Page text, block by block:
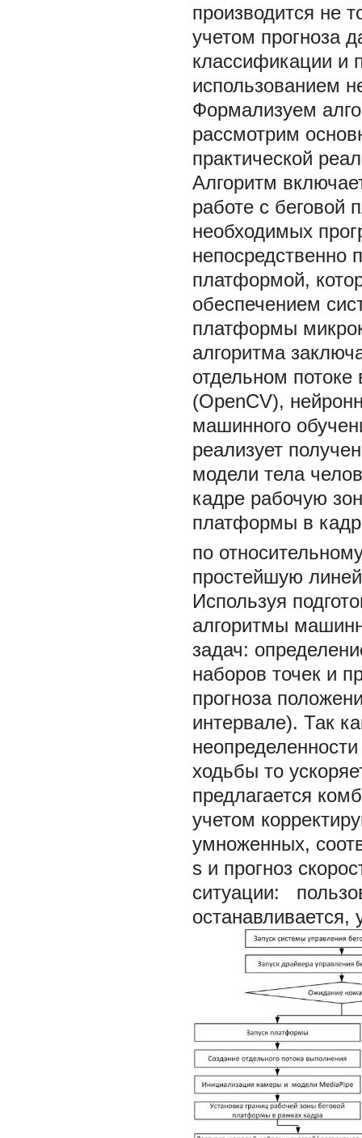
производится не
учетом прогноза
классификации и
использованием
Формализуем
рассмотрим
практической
Алгоритм
работе с беговой
необходимых
непосредственно
платформой,
обеспечением
платформы
алгоритма
отдельном
(OpenCV),
машинного
реализует
модели тела
кадре рабочую
платформы в
по
простейшую
Используя
алгоритмы
задач:
наборов точек и
прогноза
интервале). Так
ходьбы то
предлагается
учетом
умноженных,
s и прогноз
ситуации:
останавливается,